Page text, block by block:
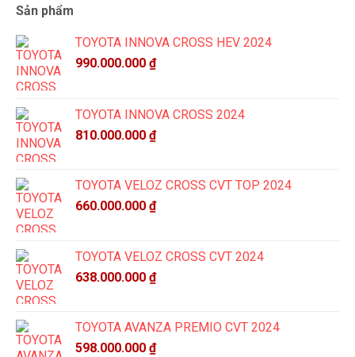
Sản phẩm
TOYOTA INNOVA CROSS HEV 2024
990.000.000 ₫
TOYOTA INNOVA CROSS 2024
810.000.000 ₫
TOYOTA VELOZ CROSS CVT TOP 2024
660.000.000 ₫
TOYOTA VELOZ CROSS CVT 2024
638.000.000 ₫
TOYOTA AVANZA PREMIO CVT 2024
598.000.000 ₫